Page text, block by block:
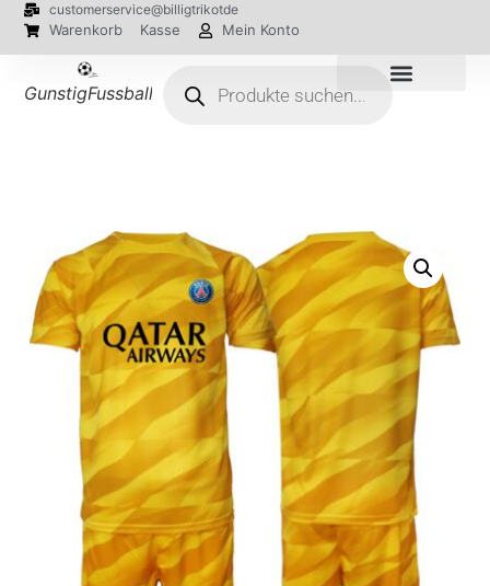
customerservice@billigtrikotde
Warenkorb Kasse Mein Konto
GunstigFussballTrikot